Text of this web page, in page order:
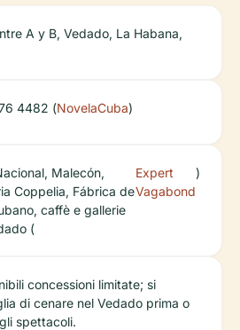
A y B, Vedado, La Habana,
4482 (NovelaCuba)
Malecón,
Coppelia, Fábrica de
caffè e gallerie
(
Expert
Vagabond
)
concessioni limitate; si
di cenare nel Vedado prima o
spettacoli.